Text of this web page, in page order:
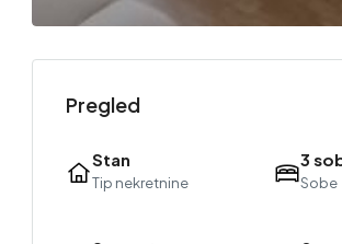
Pregled
Stan
Tip nekretnine
3
Sobe